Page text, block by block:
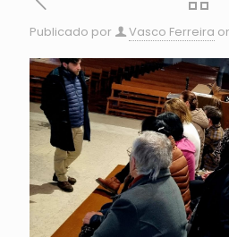
Publicado por Vasco Ferreira